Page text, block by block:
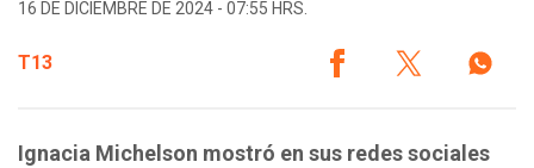
16 DE DICIEMBRE DE 2024 - 07:55 HRS.
T13
Ignacia Michelson mostró en sus redes sociales